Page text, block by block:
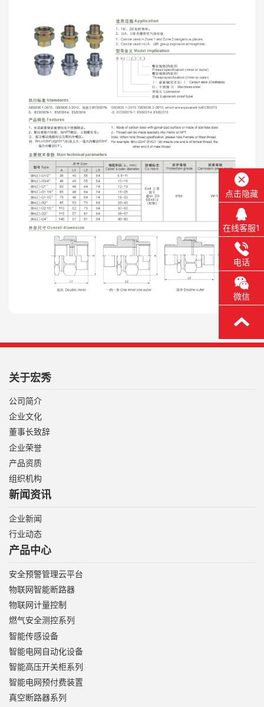
关于宏秀
公司简介
企业文化
董事长致辞
企业荣誉
产品资质
组织机构
新闻资讯
企业新闻
行业动态
产品中心
安全预警管理云平台
物联网智能断路器
物联网计量控制
燃气安全测控系列
智能传感设备
智能电网自动化设备
智能高压开关柜系列
智能电网预付费装置
真空断路器系列
点击隐藏
在线客服1
电话
微信